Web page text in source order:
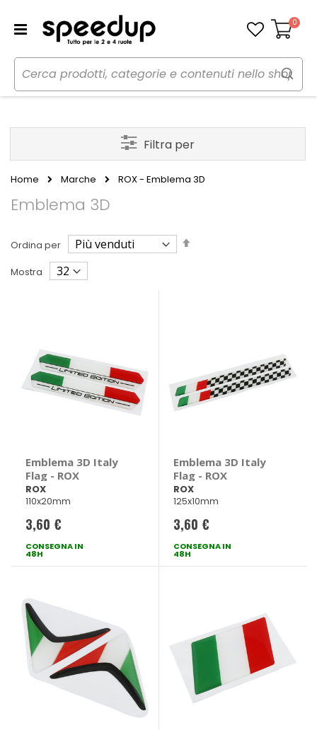
Carrello
0
Home Marche ROX - Emblema 3D
Emblema 3D
Ordina per
Imposta
Mostra
Emblema 3D Italy
Flag - ROX
ROX
110x20mm
3,60 €
CONSEGNA IN
48H
Emblema 3D Italy
Flag - ROX
ROX
125x10mm
3,60 €
CONSEGNA IN
48H
Filtra per